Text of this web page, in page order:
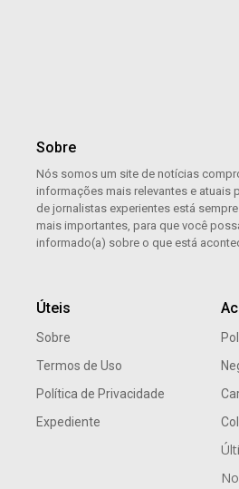
Sobre
Nós somos um site de notícias
informações mais relevantes e atuais
de jornalistas experientes está
mais importantes, para que você
informado(a) sobre o que está
Úteis
Sobre
Termos de Uso
Política de Privacidade
Expediente